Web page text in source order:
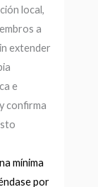
local,
a
extender
e
confirma
mínima
por